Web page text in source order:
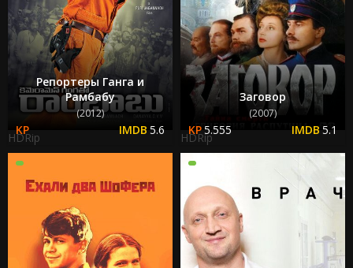
Репортеры Ганга и
Рамбабу
(2012)
5.6
HDRip
Заговор
(2007)
5.555 5.1
HDRip